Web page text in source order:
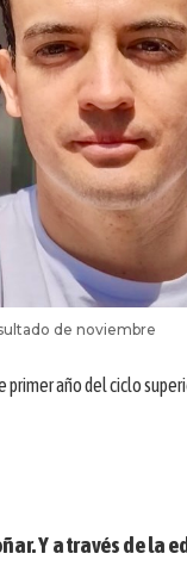
de noviembre
año del ciclo
Y a través de la